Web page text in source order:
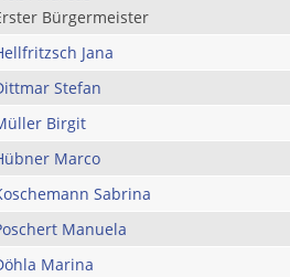
Bürgermeister
Jana
Stefan
Birgit
Marco
Sabrina
Manuela
Marina